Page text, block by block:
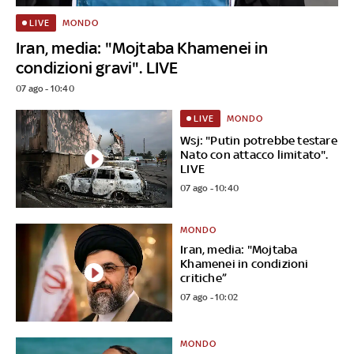
Iran, media: "Mojtaba Khamenei in
condizioni gravi". LIVE
LIVE MONDO
07 ago - 10:40
Wsj: "Putin potrebbe testare
Nato con attacco limitato".
LIVE
LIVE MONDO
07 ago - 10:40
Iran, media: "Mojtaba
Khamenei in condizioni
critiche”
MONDO
07 ago - 10:02
MONDO